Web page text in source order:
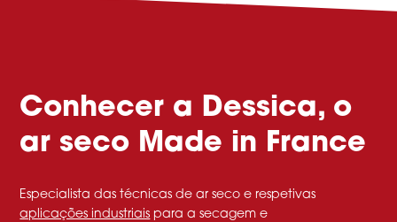
Conhecer a Dessica, o
ar seco Made in France
Especialista das técnicas de ar seco e respetivas
aplicações industriais para a secagem e